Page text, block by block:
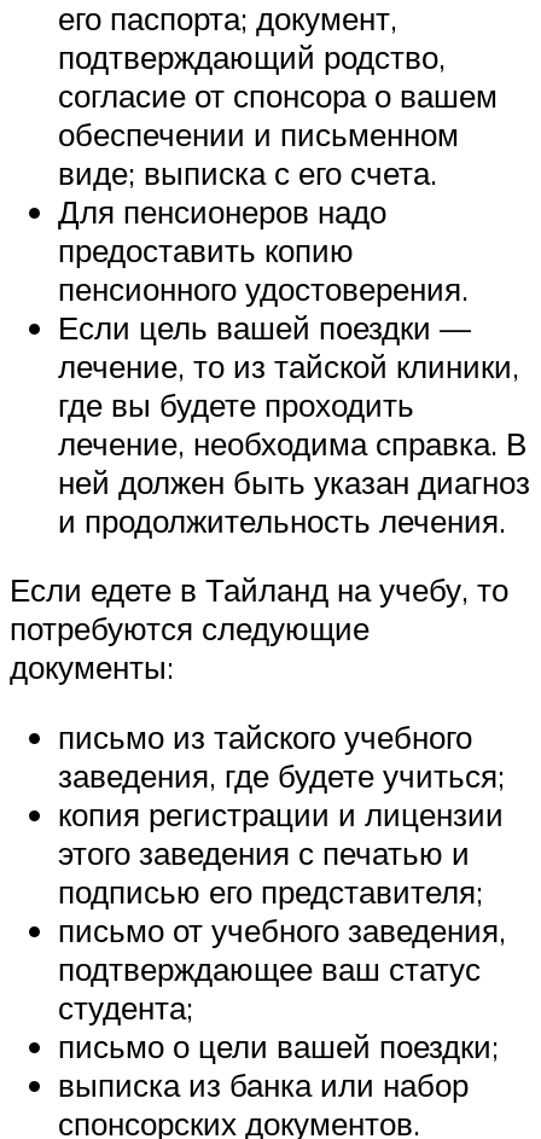
его паспорта; документ,
подтверждающий родство,
согласие от спонсора о вашем
обеспечении и письменном
виде; выписка с его счета.
Для пенсионеров надо
предоставить копию
пенсионного удостоверения.
Если цель вашей поездки —
лечение, то из тайской клиники,
где вы будете проходить
лечение, необходима справка. В
ней должен быть указан диагноз
и продолжительность лечения.
Если едете в Тайланд на учебу, то
потребуются следующие
документы:
письмо из тайского учебного
заведения, где будете учиться;
копия регистрации и лицензии
этого заведения с печатью и
подписью его представителя;
письмо от учебного заведения,
подтверждающее ваш статус
студента;
письмо о цели вашей поездки;
выписка из банка или набор
спонсорских документов.